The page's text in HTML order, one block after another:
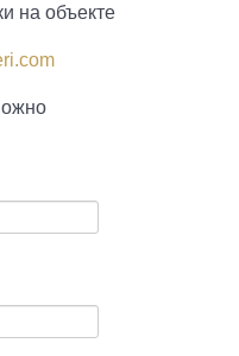
на объекте